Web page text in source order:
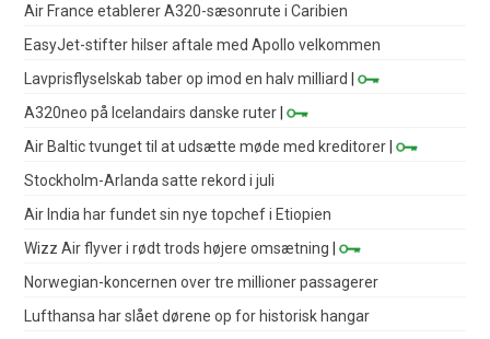
Air France etablerer A320-sæsonrute i Caribien
EasyJet-stifter hilser aftale med Apollo velkommen
Lavprisflyselskab taber op imod en halv milliard
|
A320neo på Icelandairs danske ruter |
Air Baltic tvunget til at udsætte møde med kreditorer |
Stockholm-Arlanda satte rekord i juli
Air India har fundet sin nye topchef i Etiopien
Wizz Air flyver i rødt trods højere omsætning |
Norwegian-koncernen over tre millioner passagerer
Lufthansa har slået dørene op for historisk hangar